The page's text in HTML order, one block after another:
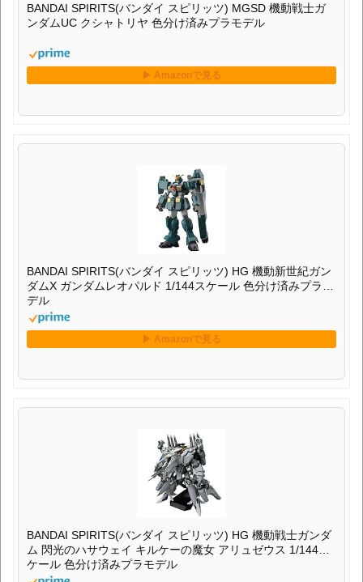
BANDAI SPIRITS(バンダイ スピリッツ) MGSD 機動戦士ガ
ンダムUC クシャトリヤ 色分け済みプラモデル
BANDAI SPIRITS(バンダイ スピリッツ) HG 機動新世紀ガン
ダムX ガンダムレオパルド 1/144スケール 色分け済みプラモ
デル
BANDAI SPIRITS(バンダイ スピリッツ) HG 機動戦士ガンダ
ム 閃光のハサウェイ キルケーの魔女 アリュゼウス 1/144ス
ケール 色分け済みプラモデル